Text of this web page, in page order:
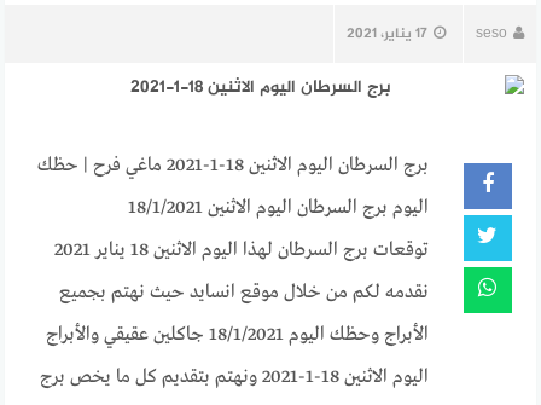
seso 17 يناير، 2021
برج السرطان اليوم الاثنين 18-1-2021 ماغي فرح | حظك
اليوم برج السرطان اليوم الاثنين 18/1/2021
توقعات برج السرطان لهذا اليوم الاثنين 18 يناير 2021
نقدمه لكم من خلال موقع انسايد حيث نهتم بجميع
الأبراج وحظك اليوم 18/1/2021 جاكلين عقيقي والأبراج
اليوم الاثنين 18-1-2021 ونهتم بتقديم كل ما يخص برج